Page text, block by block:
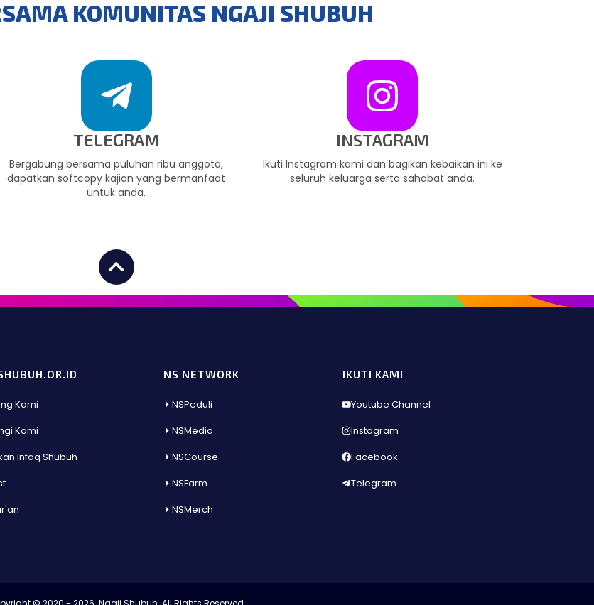
KOMUNITAS NGAJI SHUBUH
TELEGRAM
Bergabung bersama puluhan ribu anggota,
dapatkan softcopy kajian yang bermanfaat
untuk anda.
INSTAGRAM
Ikuti Instagram kami dan bagikan kebaikan ini ke
seluruh keluarga serta sahabat anda.
Kami
Kami
Infaq Shubuh
NS NETWORK
NSPeduli
NSMedia
NSCourse
NSFarm
NSMerch
IKUTI KAMI
Youtube Channel
Instagram
Facebook
Telegram